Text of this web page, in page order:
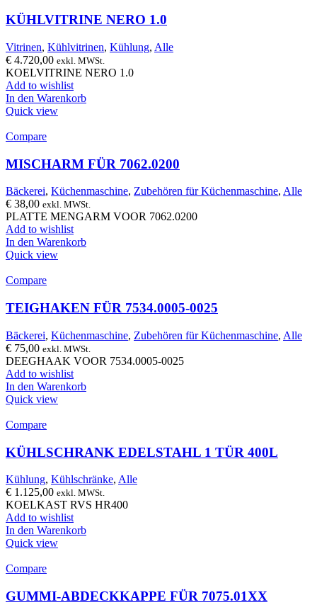
KÜHLVITRINE NERO 1.0
Vitrinen, Kühlvitrinen, Kühlung, Alle
€ 4.720,00 exkl. MWSt.
KOELVITRINE NERO 1.0
Add to wishlist
In den Warenkorb
Quick view
Compare
MISCHARM FÜR 7062.0200
Bäckerei, Küchenmaschine, Zubehören für Küchenmaschine, Alle
€ 38,00 exkl. MWSt.
PLATTE MENGARM VOOR 7062.0200
Add to wishlist
In den Warenkorb
Quick view
Compare
TEIGHAKEN FÜR 7534.0005-0025
Bäckerei, Küchenmaschine, Zubehören für Küchenmaschine, Alle
€ 75,00 exkl. MWSt.
DEEGHAAK VOOR 7534.0005-0025
Add to wishlist
In den Warenkorb
Quick view
Compare
KÜHLSCHRANK EDELSTAHL 1 TÜR 400L
Kühlung, Kühlschränke, Alle
€ 1.125,00 exkl. MWSt.
KOELKAST RVS HR400
Add to wishlist
In den Warenkorb
Quick view
Compare
GUMMI-ABDECKKAPPE FÜR 7075.01XX